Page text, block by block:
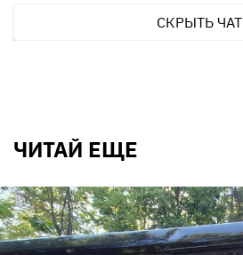
СКРЫТЬ ЧАТ
ЧИТАЙ ЕЩЕ